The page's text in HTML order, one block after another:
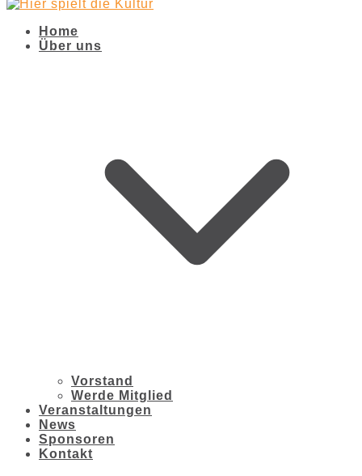
Home
Über uns
Vorstand
Werde Mitglied
Veranstaltungen
News
Sponsoren
Kontakt